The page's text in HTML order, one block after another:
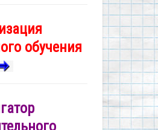
обучения